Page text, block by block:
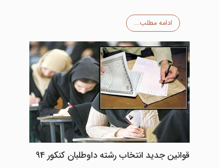
ادامه مطلب...
قوانین جدید انتخاب رشته داوطلبان کنکور 94